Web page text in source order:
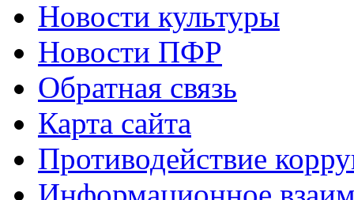
Новости культуры
Новости ПФР
Обратная связь
Карта сайта
Противодействие